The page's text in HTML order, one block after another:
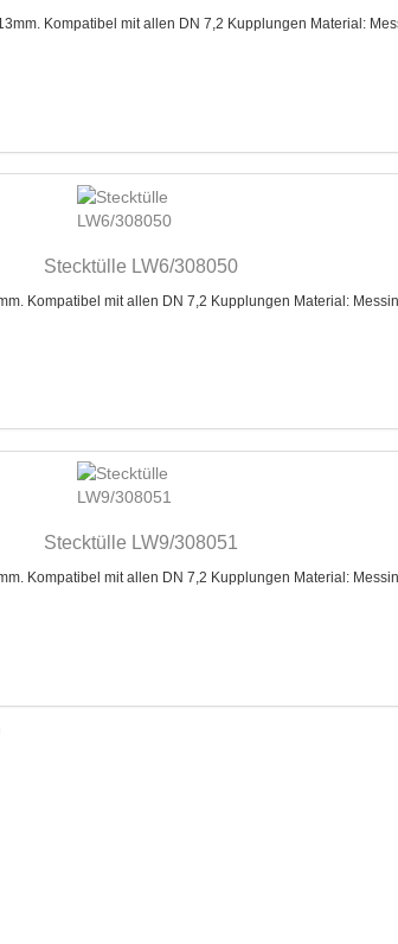
Kompatibel mit allen DN 7,2 Kupplungen Material:
Stecktülle LW6/308050
Kompatibel mit allen DN 7,2 Kupplungen Material:
Stecktülle LW9/308051
Kompatibel mit allen DN 7,2 Kupplungen Material: